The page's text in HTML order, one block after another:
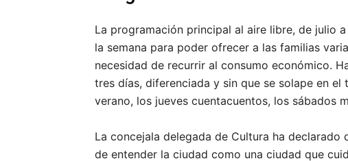
La programación principal al aire libre, de julio
la semana para poder ofrecer a las familias
necesidad de recurrir al consumo económico.
tres días, diferenciada y sin que se solape en
verano, los jueves cuentacuentos, los sábados
La concejala delegada de Cultura ha declarado
de entender la ciudad como una ciudad que